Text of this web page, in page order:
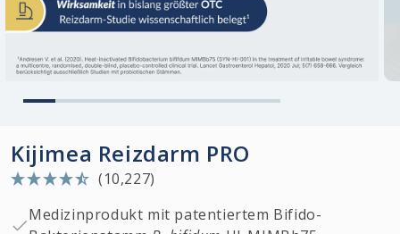
Kijimea Reizdarm PRO
(10,227)
Medizinprodukt mit patentiertem Bifido-